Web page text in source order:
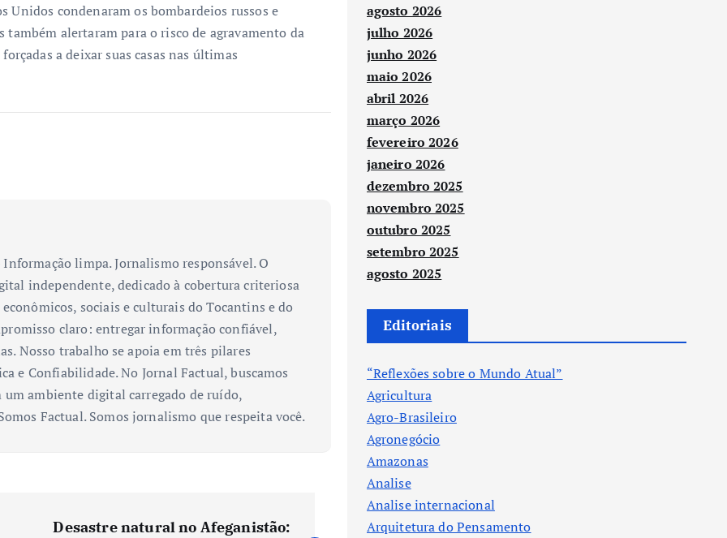
Unidos condenaram os bombardeios russos e
alertaram para o risco de agravamento da
a deixar suas casas nas últimas
limpa. Jornalismo responsável. O
independente, dedicado à cobertura criteriosa
sociais e culturais do Tocantins e do
claro: entregar informação confiável,
Nosso trabalho se apoia em três pilares
e Confiabilidade. No Jornal Factual, buscamos
ambiente digital carregado de ruído,
Factual. Somos jornalismo que respeita você.
Desastre natural no Afeganistão:
agosto 2026
julho 2026
junho 2026
maio 2026
abril 2026
março 2026
fevereiro 2026
janeiro 2026
dezembro 2025
novembro 2025
outubro 2025
setembro 2025
agosto 2025
Editoriais
“Reflexões sobre o Mundo Atual”
Agricultura
Agro-Brasileiro
Agronegócio
Amazonas
Analise
Analise internacional
Arquitetura do Pensamento